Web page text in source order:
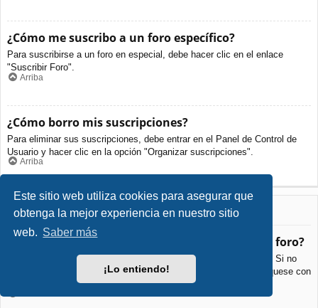
Este sitio web utiliza cookies para asegurar que
obtenga la mejor experiencia en nuestro sitio
web. Saber más
¡Lo entiendo!
¿Cómo me suscribo a un foro específico?
Para suscribirse a un foro en especial, debe hacer clic en el enlace
"Suscribir Foro".
Arriba
¿Cómo borro mis suscripciones?
Para eliminar sus suscripciones, debe entrar en el Panel de Control de
Usuario y hacer clic en la opción "Organizar suscripciones".
Arriba
Archivos Adjuntos
¿Qué archivos adjuntos son permitidos en este foro?
Cada foro puede permitir o no ciertos tipos de archivos adjuntos. Si no
está seguro de que tipos de archivos se pueden cargar, comuníquese con
La Administración para obtener más información.